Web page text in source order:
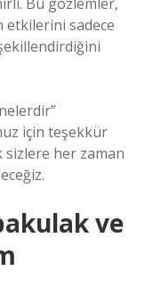
etkilerini sadece
için teşekkür
her zaman
ve